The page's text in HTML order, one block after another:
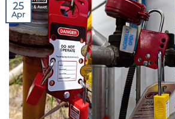
25
Apr